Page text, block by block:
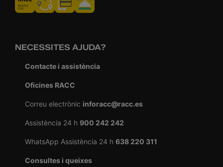
NECESSITES AJUDA?
Contacte i assistència
Oficines RACC
Correu electrònic inforacc@racc.es
Assistència 24 h 900 242 242
WhatsApp Assistència 24 h 638 220 311
Consultes i queixes